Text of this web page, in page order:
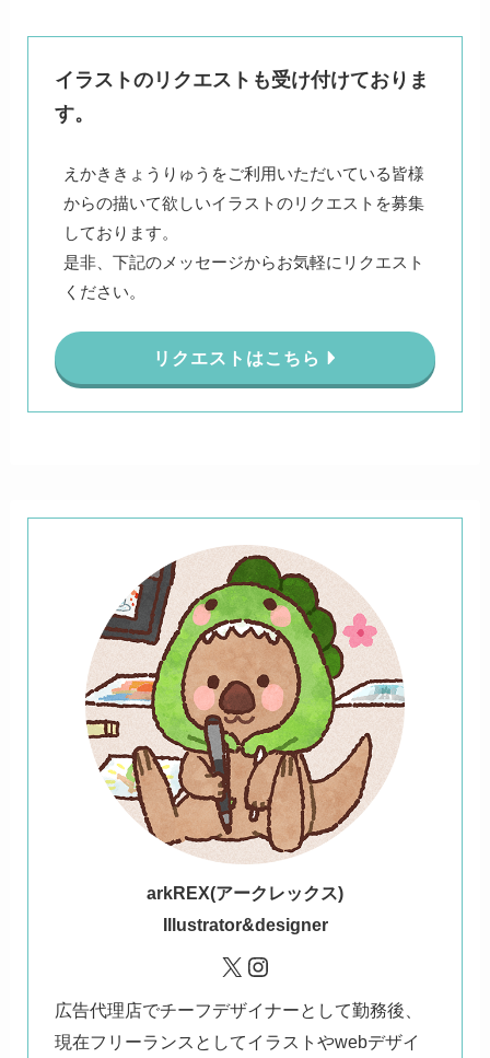
イラストのリクエストも受け付けておりま
す。
えかききょうりゅうをご利用いただいている皆様
からの描いて欲しいイラストのリクエストを募集
しております。
是非、下記のメッセージからお気軽にリクエスト
ください。
リクエストはこちら
arkREX(アークレックス)
Illustrator&designer
X Instagram
広告代理店でチーフデザイナーとして勤務後、
現在フリーランスとしてイラストやwebデザイ